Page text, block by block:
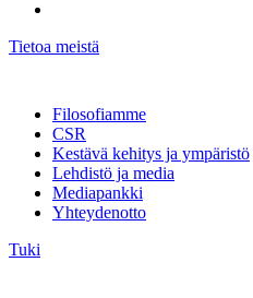
Tietoa meistä
Filosofiamme
CSR
Kestävä kehitys ja ympäristö
Lehdistö ja media
Mediapankki
Yhteydenotto
Tuki